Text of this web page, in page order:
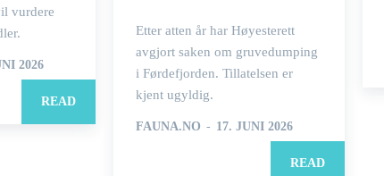
vurdere
2026
READ
Etter atten år har Høyesterett
avgjort saken om gruvedumping
i Førdefjorden. Tillatelsen er
kjent ugyldig.
FAUNA.NO - 17. JUNI 2026
READ